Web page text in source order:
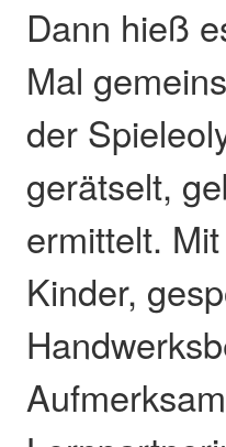
Dann hieß
Mal
der
gerätselt,
ermittelt.
Kinder,